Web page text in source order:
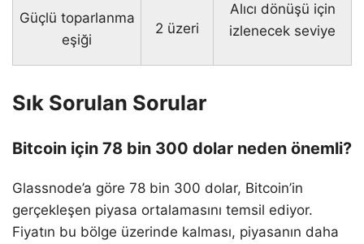
Güçlü toparlanma
eşiği
2 üzeri
Alıcı dönüşü için
izlenecek seviye
Sık Sorulan Sorular
Bitcoin için 78 bin 300 dolar neden önemli?
Glassnode’a göre 78 bin 300 dolar, Bitcoin’in
gerçekleşen piyasa ortalamasını temsil ediyor.
Fiyatın bu bölge üzerinde kalması, piyasanın daha